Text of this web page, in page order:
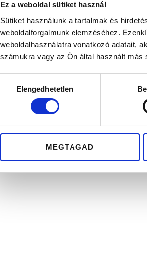
Ez a weboldal sütiket használ
Sütiket használunk a tartalmak és
weboldalforgalmunk elemzéséhez.
weboldalhasználatra vonatkozó adatait,
számukra vagy az Ön által használt más
Elengedhetetlen
MEGTAGAD
karikagyűrű